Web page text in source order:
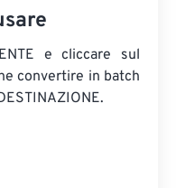
e cliccare sul
convertire in batch